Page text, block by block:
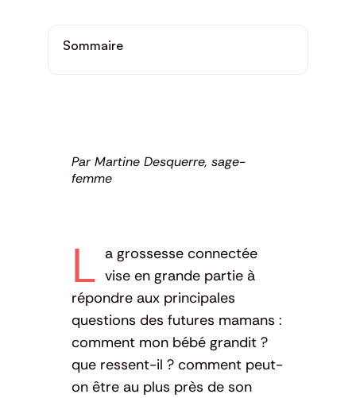
Sommaire
Par Martine Desquerre, sage-
femme
L a grossesse connectée
vise en grande partie à
répondre aux principales
questions des futures mamans :
comment mon bébé grandit ?
que ressent-il ? comment peut-
on être au plus près de son